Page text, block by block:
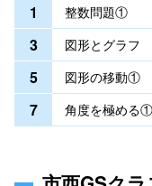
1 整数問題①
3 図形とグラフ
5 図形の移動①
7 角度を極める①